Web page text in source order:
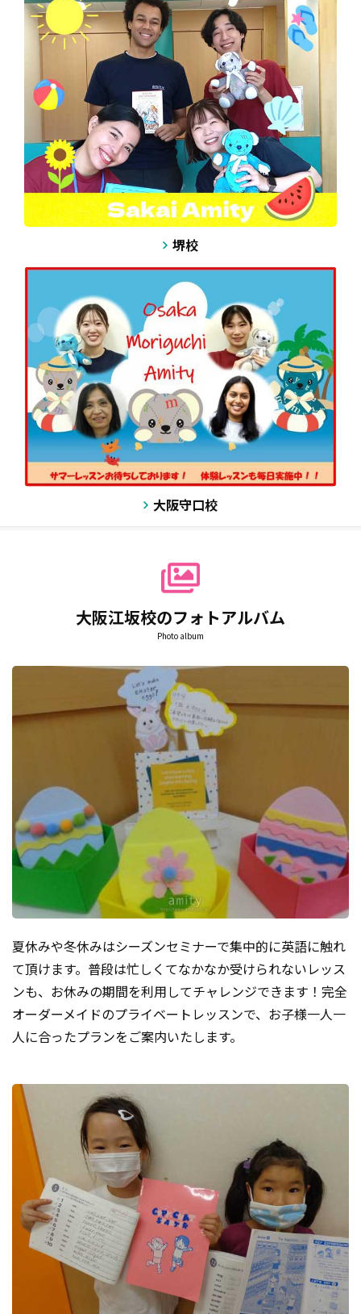
実際のグループレッスンに3回おためしでご参加いただけま
す。
受講期間：7/1（水）～8/29（土）
参加料： 8,580円 （※入学金・登録料・受講料すべて込
み）
第一次受付 6月中の受付は、あと6名様！
HPより（メニューで「サマーレッスン」を選択してお進みく
ださい。）お申込みいただけます。
本日は、お休みのため、7/14（火）にこちらからご連絡差し
上げます。
クラス・コース・日時などお気軽にお問合せ下さい！
堺校
大阪守口校
大阪江坂校のフォトアルバム
Photo album
夏休みや冬休みはシーズンセミナーで集中的に英語に触れ
て頂けます。普段は忙しくてなかなか受けられないレッス
ンも、お休みの期間を利用してチャレンジできます！完全
オーダーメイドのプライベートレッスンで、お子様一人一
人に合ったプランをご案内いたします。